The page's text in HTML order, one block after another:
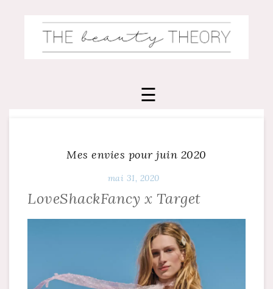
Mes envies pour juin 2020
mai 31, 2020
LoveShackFancy x Target